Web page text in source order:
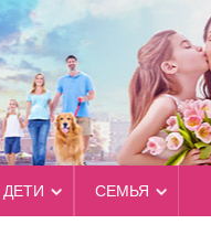
ДЕТИ СЕМЬЯ